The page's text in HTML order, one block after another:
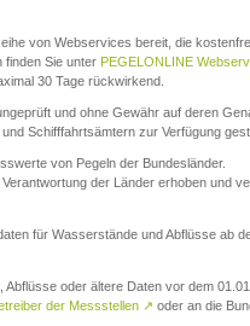
von Webservices bereit, die
finden Sie unter PEGELONLINE
30 Tage rückwirkend.
und ohne Gewähr auf deren
Schifffahrtsämtern zur Verfügung
von Pegeln der Bundesländer.
der Länder erhoben und
für Wasserstände und Abflüsse ab
Abflüsse oder ältere Daten vor dem
der Messstellen ↗ oder an die